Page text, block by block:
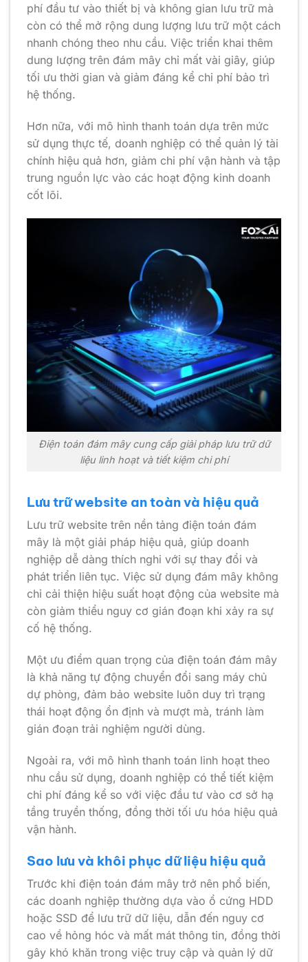
phí đầu tư vào thiết bị và không gian lưu trữ mà
còn có thể mở rộng dung lượng lưu trữ một cách
nhanh chóng theo nhu cầu. Việc triển khai thêm
dung lượng trên đám mây chỉ mất vài giây, giúp
tối ưu thời gian và giảm đáng kể chi phí bảo trì
hệ thống.
Hơn nữa, với mô hình thanh toán dựa trên mức
sử dụng thực tế, doanh nghiệp có thể quản lý tài
chính hiệu quả hơn, giảm chi phí vận hành và tập
trung nguồn lực vào các hoạt động kinh doanh
cốt lõi.
Điện toán đám mây cung cấp giải pháp lưu trữ dữ
liệu linh hoạt và tiết kiệm chi phí
Lưu trữ website an toàn và hiệu quả
Lưu trữ website trên nền tảng điện toán đám
mây là một giải pháp hiệu quả, giúp doanh
nghiệp dễ dàng thích nghi với sự thay đổi và
phát triển liên tục. Việc sử dụng đám mây không
chỉ cải thiện hiệu suất hoạt động của website mà
còn giảm thiểu nguy cơ gián đoạn khi xảy ra sự
cố hệ thống.
Một ưu điểm quan trọng của điện toán đám mây
là khả năng tự động chuyển đổi sang máy chủ
dự phòng, đảm bảo website luôn duy trì trạng
thái hoạt động ổn định và mượt mà, tránh làm
gián đoạn trải nghiệm người dùng.
Ngoài ra, với mô hình thanh toán linh hoạt theo
nhu cầu sử dụng, doanh nghiệp có thể tiết kiệm
chi phí đáng kể so với việc đầu tư vào cơ sở hạ
tầng truyền thống, đồng thời tối ưu hóa hiệu quả
vận hành.
Sao lưu và khôi phục dữ liệu hiệu quả
Trước khi điện toán đám mây trở nên phổ biến,
các doanh nghiệp thường dựa vào ổ cứng HDD
hoặc SSD để lưu trữ dữ liệu, dẫn đến nguy cơ
cao về hỏng hóc và mất mát thông tin, đồng thời
gây khó khăn trong việc truy cập và quản lý dữ